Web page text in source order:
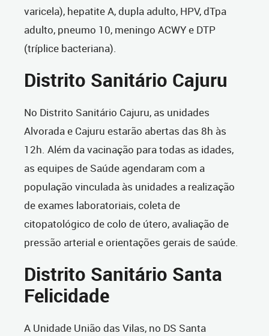
varicela), hepatite A, dupla adulto, HPV, dTpa
adulto, pneumo 10, meningo ACWY e DTP
(tríplice bacteriana).
Distrito Sanitário Cajuru
No Distrito Sanitário Cajuru, as unidades
Alvorada e Cajuru estarão abertas das 8h às
12h. Além da vacinação para todas as idades,
as equipes de Saúde agendaram com a
população vinculada às unidades a realização
de exames laboratoriais, coleta de
citopatológico de colo de útero, avaliação de
pressão arterial e orientações gerais de saúde.
Distrito Sanitário Santa
Felicidade
A Unidade União das Vilas, no DS Santa